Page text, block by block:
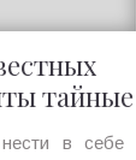
тайные
нести в себе